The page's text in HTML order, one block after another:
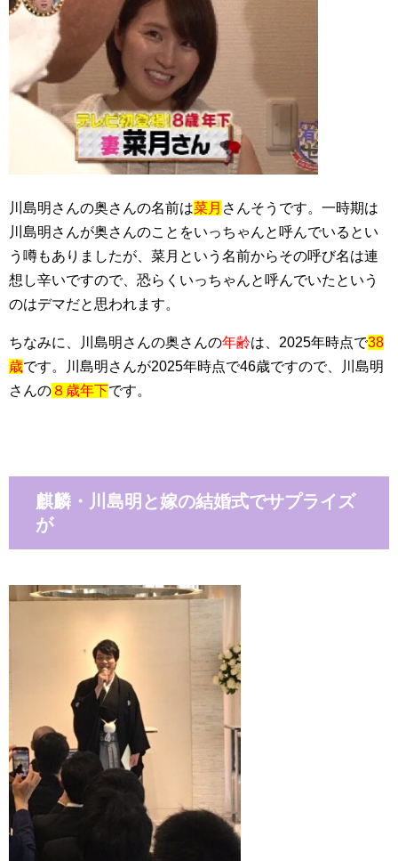
川島明さんの奥さんの名前は菜月 さんそうです。一時期は
川島明さんが奥さんのことをいっちゃんと呼んでいるとい
う噂もありましたが、菜月という名前からその呼び名は連
想し辛いですので、恐らくいっちゃんと呼んでいたという
のはデマだと思われます。
ちなみに、川島明さんの奥さんの年齢は、2025年時点で38
歳です。川島明さんが2025年時点で46歳ですので、川島明
さんの８歳年下です。
麒麟・川島明と嫁の結婚式でサプライズ
が